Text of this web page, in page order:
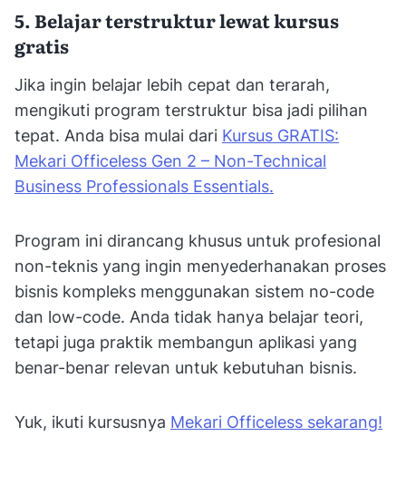
5. Belajar terstruktur lewat kursus
gratis
Jika ingin belajar lebih cepat dan terarah,
mengikuti program terstruktur bisa jadi pilihan
tepat. Anda bisa mulai dari Kursus GRATIS:
Mekari Officeless Gen 2 – Non-Technical
Business Professionals Essentials.
Program ini dirancang khusus untuk profesional
non-teknis yang ingin menyederhanakan proses
bisnis kompleks menggunakan sistem no-code
dan low-code. Anda tidak hanya belajar teori,
tetapi juga praktik membangun aplikasi yang
benar-benar relevan untuk kebutuhan bisnis.
Yuk, ikuti kursusnya Mekari Officeless sekarang!